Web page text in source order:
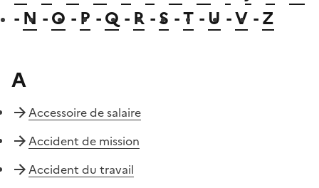
- N -O - P -Q - R -S -T - U -V -Z
A
Accessoire de salaire
Accident de mission
Accident du travail